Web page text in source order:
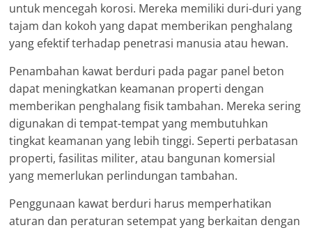
untuk mencegah korosi. Mereka memiliki duri-duri yang
tajam dan kokoh yang dapat memberikan penghalang
yang efektif terhadap penetrasi manusia atau hewan.
Penambahan kawat berduri pada pagar panel beton
dapat meningkatkan keamanan properti dengan
memberikan penghalang fisik tambahan. Mereka sering
digunakan di tempat-tempat yang membutuhkan
tingkat keamanan yang lebih tinggi. Seperti perbatasan
properti, fasilitas militer, atau bangunan komersial
yang memerlukan perlindungan tambahan.
Penggunaan kawat berduri harus memperhatikan
aturan dan peraturan setempat yang berkaitan dengan